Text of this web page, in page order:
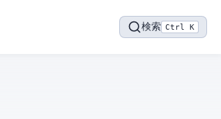
検索 Ctrl K